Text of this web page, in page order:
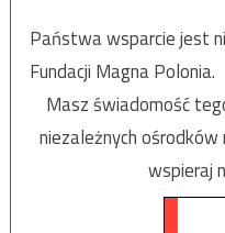
Państwa wsparcie jest
Fundacji Magna Polonia.
Masz świadomość
niezależnych
wspieraj